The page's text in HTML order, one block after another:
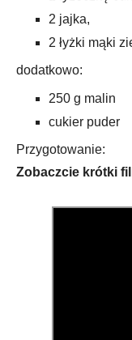
2 jajka,
2 łyżki mąki
dodatkowo:
250 g malin
cukier puder
Przygotowanie:
Zobaczcie krótki